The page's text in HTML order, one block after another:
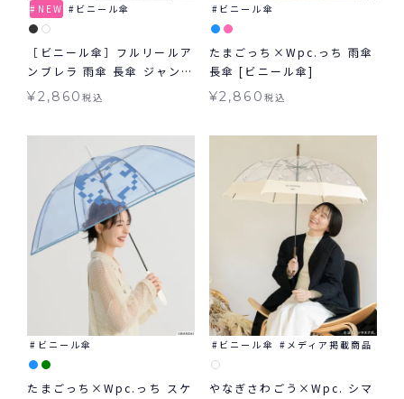
NEW ビニール傘
［ビニール傘］フルリールア
ンブレラ 雨傘 長傘 ジャンプ
傘
¥2,860税込
ビニール傘
たまごっち×Wpc.っち 雨傘
長傘 [ビニール傘]
¥2,860 税込
ビニール傘
たまごっち×Wpc.っち スケ
ビニール傘 メディア掲載商品
やなぎさわごう×Wpc. シマ